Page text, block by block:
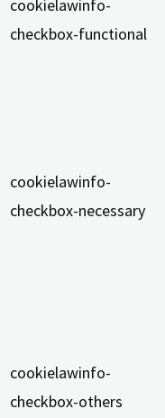
cookielawinfo-
checkbox-functional
cookielawinfo-
checkbox-necessary
cookielawinfo-
checkbox-others